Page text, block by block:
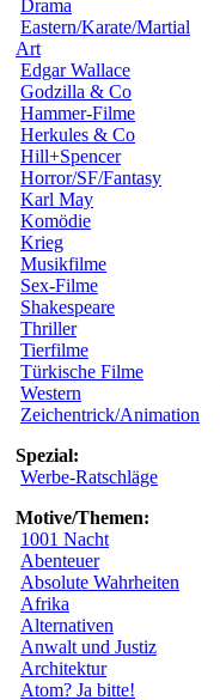
Drama
Eastern/Karate/Martial
Art
Edgar Wallace
Godzilla & Co
Hammer-Filme
Herkules & Co
Hill+Spencer
Horror/SF/Fantasy
Karl May
Komödie
Krieg
Musikfilme
Sex-Filme
Shakespeare
Thriller
Tierfilme
Türkische Filme
Western
Zeichentrick/Animation
Spezial:
Werbe-Ratschläge
Motive/Themen:
1001 Nacht
Abenteuer
Absolute Wahrheiten
Afrika
Alternativen
Anwalt und Justiz
Architektur
Atom? Ja bitte!